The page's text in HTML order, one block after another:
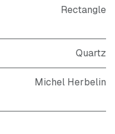
Rectangle
Quartz
Michel Herbelin